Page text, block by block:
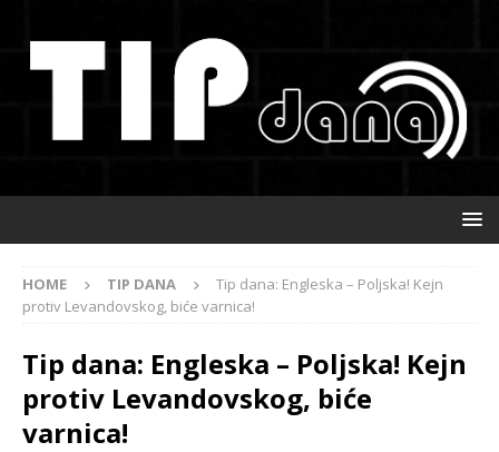
HOME TIP DANA
Tip dana: Engleska – Poljska! Kejn
protiv Levandovskog, biće varnica!
Tip dana: Engleska – Poljska! Kejn
protiv Levandovskog, biće
varnica!